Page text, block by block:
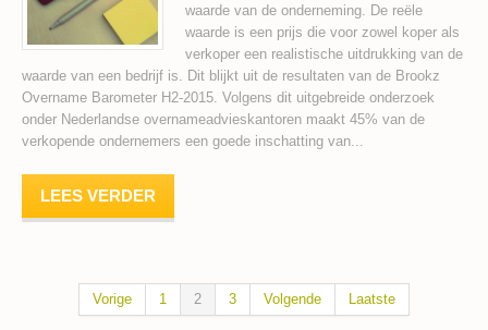
waarde van de onderneming. De reële
waarde is een prijs die voor zowel koper als
verkoper een realistische uitdrukking van de
waarde van een bedrijf is. Dit blijkt uit de resultaten van de Brookz
Overname Barometer H2-2015. Volgens dit uitgebreide onderzoek
onder Nederlandse overnameadvieskantoren maakt 45% van de
verkopende ondernemers een goede inschatting van...
LEES VERDER
Vorige 1 2 3 Volgende Laatste